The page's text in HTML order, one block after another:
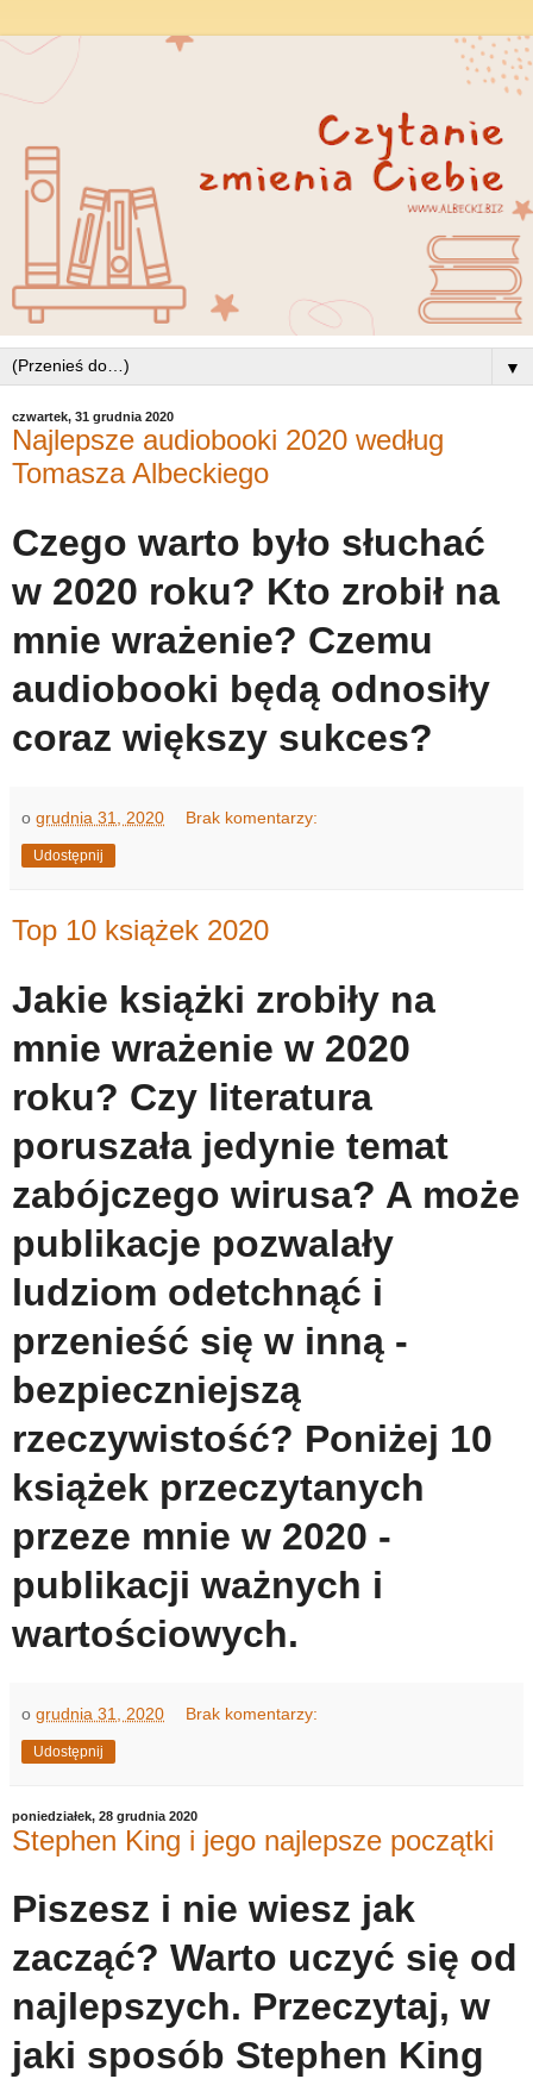
▼
czwartek, 31 grudnia 2020
Najlepsze audiobooki 2020 według
Tomasza Albeckiego
Czego warto było słuchać
w 2020 roku? Kto zrobił na
mnie wrażenie? Czemu
audiobooki będą odnosiły
coraz większy sukces?
o grudnia 31, 2020 Brak komentarzy:
Udostępnij
Top 10 książek 2020
Jakie książki zrobiły na
mnie wrażenie w 2020
roku? Czy literatura
poruszała jedynie temat
zabójczego wirusa? A może
publikacje pozwalały
ludziom odetchnąć i
przenieść się w inną -
bezpieczniejszą
rzeczywistość? Poniżej 10
książek przeczytanych
przeze mnie w 2020 -
publikacji ważnych i
wartościowych.
o grudnia 31, 2020 Brak komentarzy:
Udostępnij
poniedziałek, 28 grudnia 2020
Stephen King i jego najlepsze początki
Piszesz i nie wiesz jak
zacząć? Warto uczyć się od
najlepszych. Przeczytaj, w
jaki sposób Stephen King